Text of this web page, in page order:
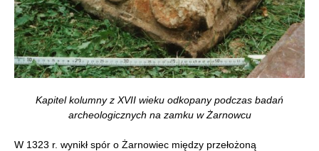
Kapitel kolumny z XVII wieku odkopany podczas badań
archeologicznych na zamku w Żarnowcu
W 1323 r. wynikł spór o Żarnowiec między przełożoną